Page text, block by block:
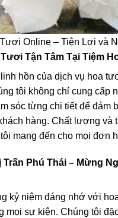
Online – Tiện Lợi và
Tận Tâm Tại Tiệm
hồn của dịch vụ hoa
tôi không chỉ cung cấp
sóc từng chi tiết để đảm
hàng. Chất lượng và
mang đến cho mọi đơn
Trấn Phú Thái – Mừng
kỷ niệm đáng nhớ với
mọi sự kiện. Chúng tôi